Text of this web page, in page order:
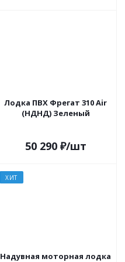
Лодка ПВХ Фрегат 310 Air
(НДНД) Зеленый
50 290₽/шт
ХИТ
Надувная моторная лодка